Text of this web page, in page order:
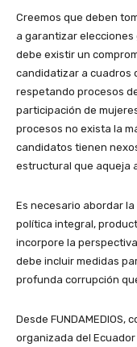
Creemos que deben
a garantizar
debe existir un
candidatizar a cuadros
respetando procesos
participación de
procesos no exista la
candidatos tienen
estructural que aqueja
Es necesario abordar
política integral,
incorpore la
debe incluir medidas
profunda corrupción
Desde FUNDAMEDIOS,
organizada del